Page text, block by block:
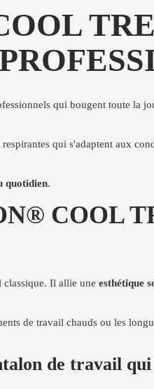
qui bougent toute la
respirantes qui s'adaptent aux
quotidien.
COOL
classique. Il allie une esthétique
de travail chauds ou les
de travail